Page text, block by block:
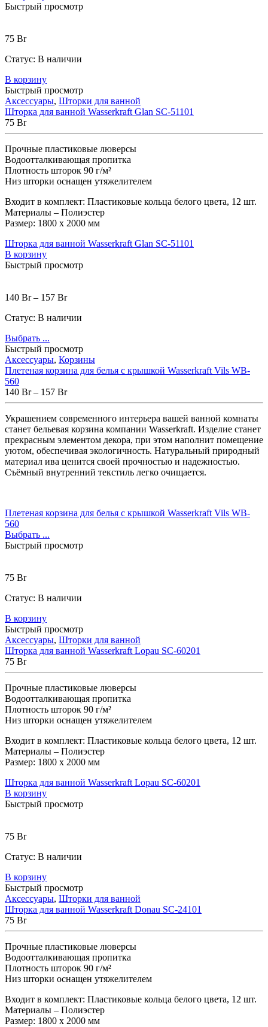
Быстрый просмотр
75 Br
Статус: В наличии
В корзину
Быстрый просмотр
Аксессуары, Шторки для ванной
Шторка для ванной Wasserkraft Glan SC-51101
75 Br
Прочные пластиковые люверсы
Водоотталкивающая пропитка
Плотность шторок 90 г/м²
Низ шторки оснащен утяжелителем
Входит в комплект: Пластиковые кольца белого цвета, 12 шт.
Материалы – Полиэстер
Размер: 1800 х 2000 мм
Шторка для ванной Wasserkraft Glan SC-51101
В корзину
Быстрый просмотр
140 Br– 157 Br
Статус: В наличии
Выбрать ...
Быстрый просмотр
Аксессуары, Корзины
Плетеная корзина для белья с крышкой Wasserkraft Vils WB-
560
140 Br– 157 Br
Украшением современного интерьера вашей ванной комнаты
станет бельевая корзина компании Wasserkraft. Изделие станет
прекрасным элементом декора, при этом наполнит помещение
уютом, обеспечивая экологичность. Натуральный природный
материал ива ценится своей прочностью и надежностью.
Съёмный внутренний текстиль легко очищается.
Плетеная корзина для белья с крышкой Wasserkraft Vils WB-
560
Выбрать ...
Быстрый просмотр
75 Br
Статус: В наличии
В корзину
Быстрый просмотр
Аксессуары, Шторки для ванной
Шторка для ванной Wasserkraft Lopau SC-60201
75 Br
Прочные пластиковые люверсы
Водоотталкивающая пропитка
Плотность шторок 90 г/м²
Низ шторки оснащен утяжелителем
Входит в комплект: Пластиковые кольца белого цвета, 12 шт.
Материалы – Полиэстер
Размер: 1800 х 2000 мм
Шторка для ванной Wasserkraft Lopau SC-60201
В корзину
Быстрый просмотр
75 Br
Статус: В наличии
В корзину
Быстрый просмотр
Аксессуары, Шторки для ванной
Шторка для ванной Wasserkraft Donau SC-24101
75 Br
Прочные пластиковые люверсы
Водоотталкивающая пропитка
Плотность шторок 90 г/м²
Низ шторки оснащен утяжелителем
Входит в комплект: Пластиковые кольца белого цвета, 12 шт.
Материалы – Полиэстер
Размер: 1800 х 2000 мм